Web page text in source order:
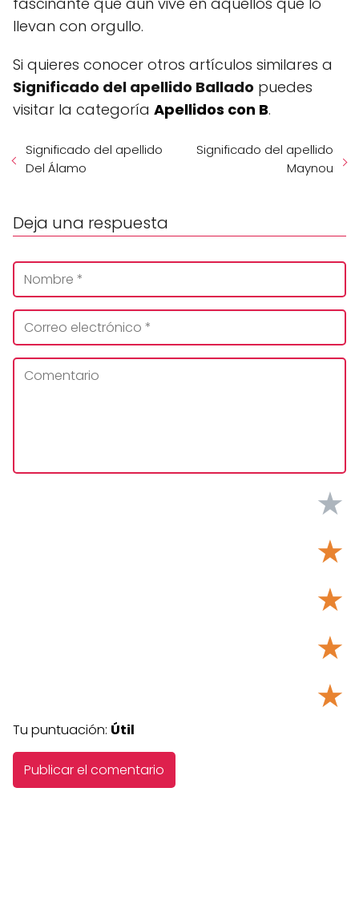
llevan con orgullo.
Si quieres conocer otros artículos similares a
Significado del apellido Ballado puedes
visitar la categoría Apellidos con B.
Significado del apellido
Del Álamo
Significado del apellido
Maynou
Deja una respuesta
★
★
★
★
★
Tu puntuación: Útil